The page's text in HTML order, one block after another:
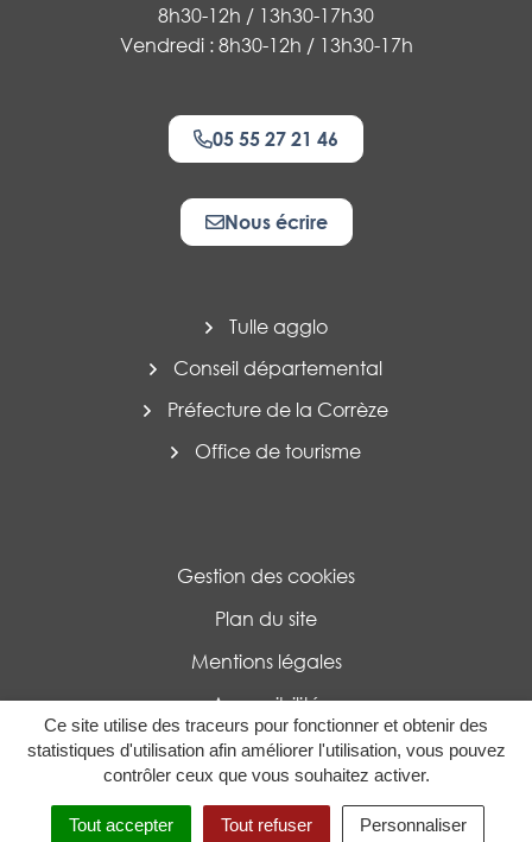
Ce site utilise des traceurs pour fonctionner et obtenir des
statistiques d'utilisation afin améliorer l'utilisation, vous pouvez
contrôler ceux que vous souhaitez activer.
Tout accepter Tout refuser Personnaliser
MENU RECHERCHE
8h30-12h / 13h30-17h30
Vendredi : 8h30-12h / 13h30-17h
05 55 27 21 46
Nous écrire
Tulle agglo
Conseil départemental
Préfecture de la Corrèze
Office de tourisme
Gestion des cookies
Plan du site
Mentions légales
Accessibilité
Politique de confidentialité